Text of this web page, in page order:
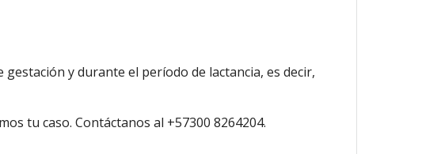
y durante el período de lactancia, es decir,
tu caso. Contáctanos al +57300 8264204.